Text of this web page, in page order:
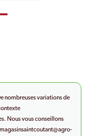
nombreuses variations de
Nous vous conseillons
magasinsaintcoutant@agro-